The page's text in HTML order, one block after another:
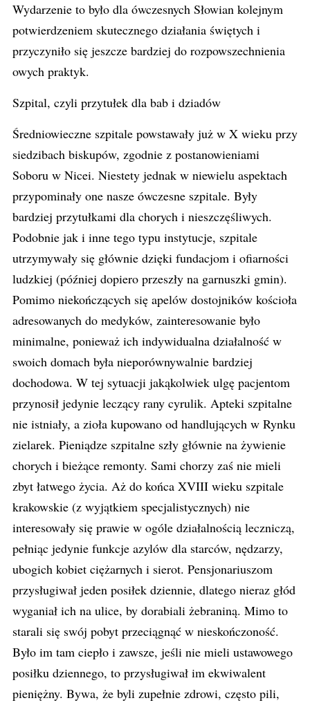
Wydarzenie to było dla ówczesnych Słowian kolejnym
potwierdzeniem skutecznego działania świętych i
przyczyniło się jeszcze bardziej do rozpowszechnienia
owych praktyk.
Szpital, czyli przytułek dla bab i dziadów
Średniowieczne szpitale powstawały już w X wieku przy
siedzibach biskupów, zgodnie z postanowieniami
Soboru w Nicei. Niestety jednak w niewielu aspektach
przypominały one nasze ówczesne szpitale. Były
bardziej przytułkami dla chorych i nieszczęśliwych.
Podobnie jak i inne tego typu instytucje, szpitale
utrzymywały się głównie dzięki fundacjom i ofiarności
ludzkiej (później dopiero przeszły na garnuszki gmin).
Pomimo niekończących się apelów dostojników kościoła
adresowanych do medyków, zainteresowanie było
minimalne, ponieważ ich indywidualna działalność w
swoich domach była nieporównywalnie bardziej
dochodowa. W tej sytuacji jakąkolwiek ulgę pacjentom
przynosił jedynie leczący rany cyrulik. Apteki szpitalne
nie istniały, a zioła kupowano od handlujących w Rynku
zielarek. Pieniądze szpitalne szły głównie na żywienie
chorych i bieżące remonty. Sami chorzy zaś nie mieli
zbyt łatwego życia. Aż do końca XVIII wieku szpitale
krakowskie (z wyjątkiem specjalistycznych) nie
interesowały się prawie w ogóle działalnością leczniczą,
pełniąc jedynie funkcje azylów dla starców, nędzarzy,
ubogich kobiet ciężarnych i sierot. Pensjonariuszom
przysługiwał jeden posiłek dziennie, dlatego nieraz głód
wyganiał ich na ulice, by dorabiali żebraniną. Mimo to
starali się swój pobyt przeciągnąć w nieskończoność.
Było im tam ciepło i zawsze, jeśli nie mieli ustawowego
posiłku dziennego, to przysługiwał im ekwiwalent
pieniężny. Bywa, że byli zupełnie zdrowi, często pili,